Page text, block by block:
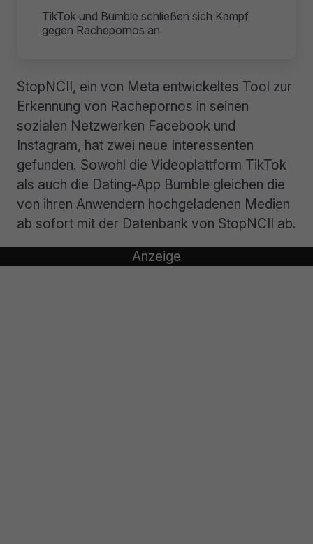
TikTok und Bumble schließen sich Kampf
gegen Rachepornos an
StopNCII, ein von Meta entwickeltes Tool zur
Erkennung von Rachepornos in seinen
sozialen Netzwerken Facebook und
Instagram, hat zwei neue Interessenten
gefunden. Sowohl die Videoplattform TikTok
als auch die Dating-App Bumble gleichen die
von ihren Anwendern hochgeladenen Medien
ab sofort mit der Datenbank von StopNCII ab.